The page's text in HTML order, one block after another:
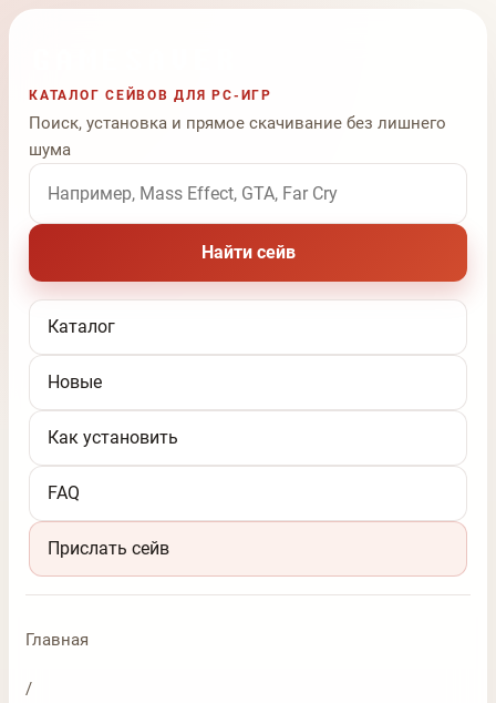
КАТАЛОГ СЕЙВОВ ДЛЯ PC-ИГР
Поиск, установка и прямое скачивание без лишнего
шума
Поиск по названию игры
Найти сейв
Каталог
Новые
Как установить
FAQ
Прислать сейв
Главная
/